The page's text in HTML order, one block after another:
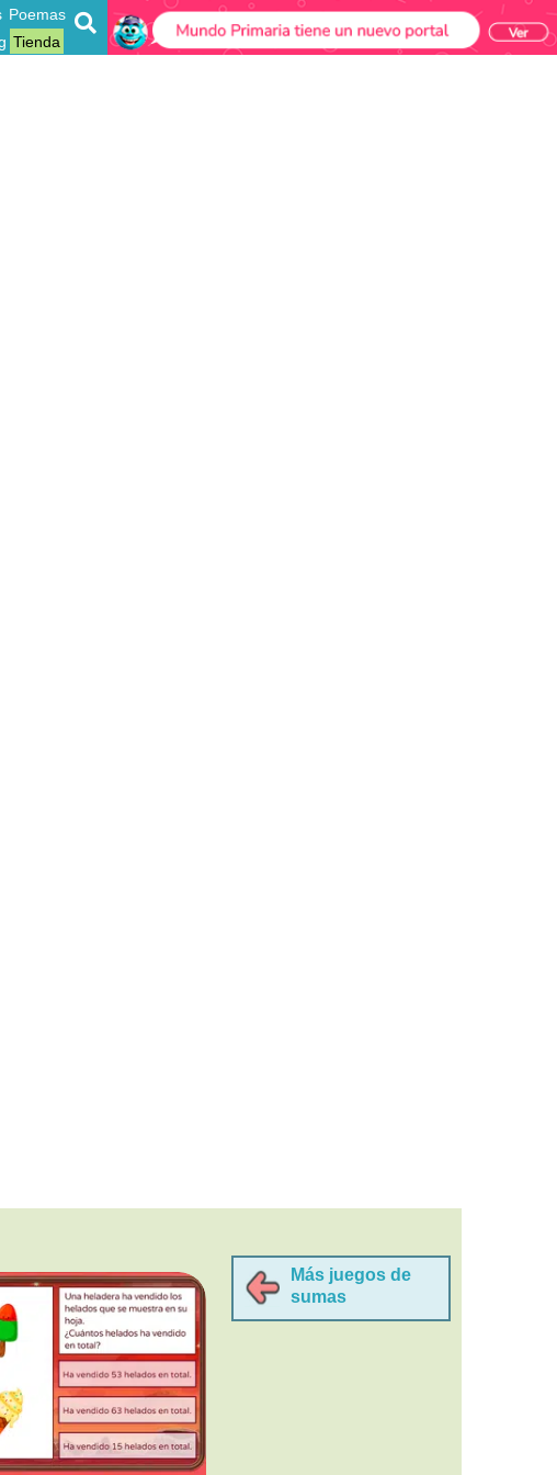
Poemas
Tienda
Más juegos de
sumas